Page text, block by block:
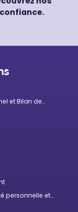
et Bilan de
personnelle et